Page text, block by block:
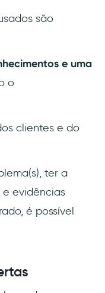
são
e uma
o
clientes e do
ter a
e evidências
é possível